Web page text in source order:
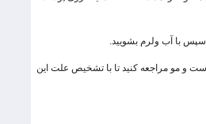
و مو مراجعه کنید تا با تشخیص علت این